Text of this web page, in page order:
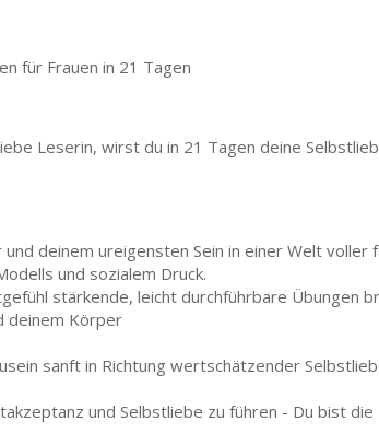
für Frauen in 21 Tagen
Leserin, wirst du in 21 Tagen deine
und deinem ureigensten Sein in einer Welt
und sozialem Druck.
stärkende, leicht durchführbare Übungen
deinem Körper
sanft in Richtung wertschätzender
und Selbstliebe zu führen - Du bist die